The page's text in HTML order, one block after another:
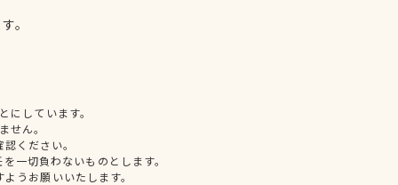
。
しています。
せん。
ください。
一切負わないものとします。
うお願いいたします。